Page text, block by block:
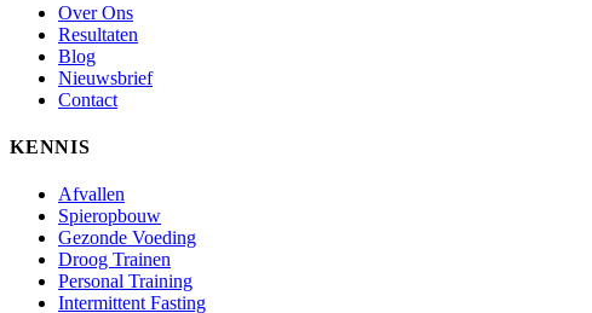
Over Ons
Resultaten
Blog
Nieuwsbrief
Contact
KENNIS
Afvallen
Spieropbouw
Gezonde Voeding
Droog Trainen
Personal Training
Intermittent Fasting